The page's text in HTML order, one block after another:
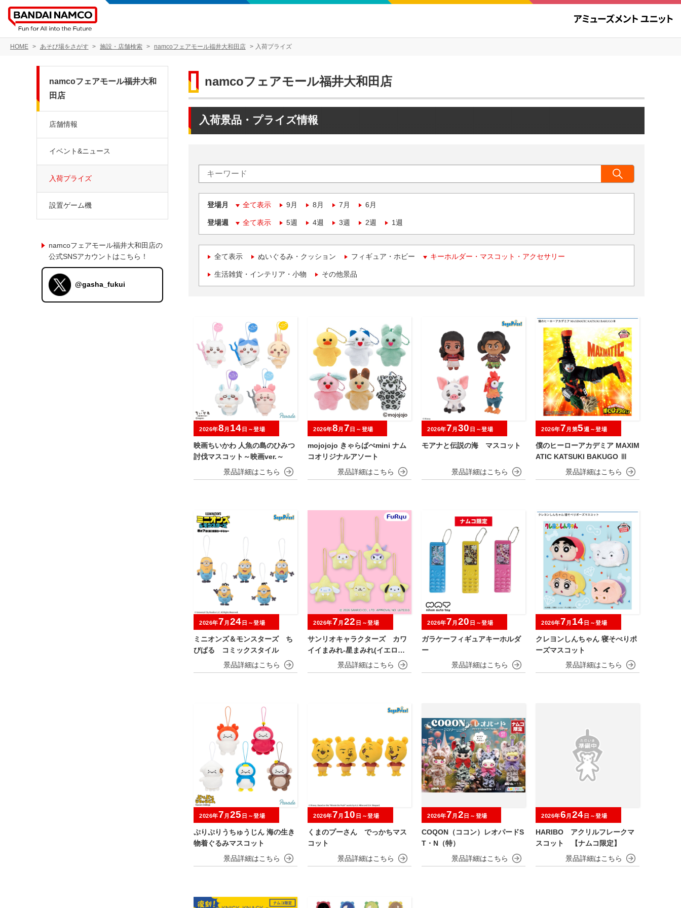
HOME あそび場をさがす 施設・店舗検索 namcoフェアモール福井大和田店 入荷プライズ
namcoフェアモール福井大和田店
入荷景品・プライズ情報
登場月 全て表示 9月 8月 7月 6月
登場週 全て表示 5週 4週 3週 2週 1週
全て表示 ぬいぐるみ・クッション フィギュア・ホビー キーホルダー・マスコット・アクセサリー
生活雑貨・インテリア・小物 その他景品
映画ちいかわ 人魚の島のひみつ
討伐マスコット～映画ver.～
2026年8 月 14 日～登場
mojojojo きゃらぱぺmini ナム
コオリジナルアソート
2026年8 月 7 日～登場
モアナと伝説の海 マスコット
2026年7 月 30 日～登場
僕のヒーローアカデミア MAXIM
ATIC KATSUKI BAKUGO Ⅲ
2026年7 月第5週～登場
ミニオンズ＆モンスターズ ち
びぱる コミックスタイル
2026年7 月 24 日～登場
サンリオキャラクターズ カワ
イイまみれ-星まみれ(イエロー)-
ミニマスコット
2026年7 月 22 日～登場
ガラケーフィギュアキーホルダ
ー
2026年7 月 20 日～登場
クレヨンしんちゃん 寝そべりポ
ーズマスコット
2026年7 月 14 日～登場
ぷりぷりうちゅうじん 海の生き
物着ぐるみマスコット
2026年7 月 25 日～登場
くまのプーさん でっかちマス
コット
2026年7 月 10 日～登場
COQON（ココン）レオパードS
T・N（特）
2026年7 月 2 日～登場
HARIBO アクリルフレークマ
スコット 【ナムコ限定】
2026年6 月 24 日～登場
namcoフェアモール福井大和
田店
店舗情報
イベント&ニュース
入荷プライズ
設置ゲーム機
namcoフェアモール福井大和田店の
公式SNSアカウントはこちら！
@gasha_fukui